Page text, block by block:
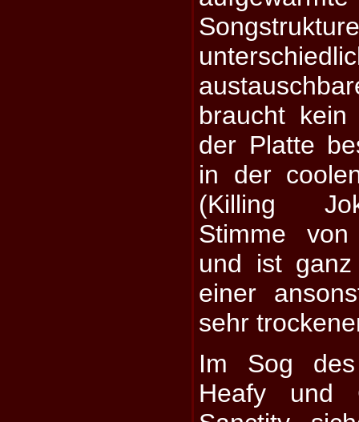
braucht
der Platte
in der
(Killing
Stimme
und ist
einer
sehr
Im Sog
Heafy und